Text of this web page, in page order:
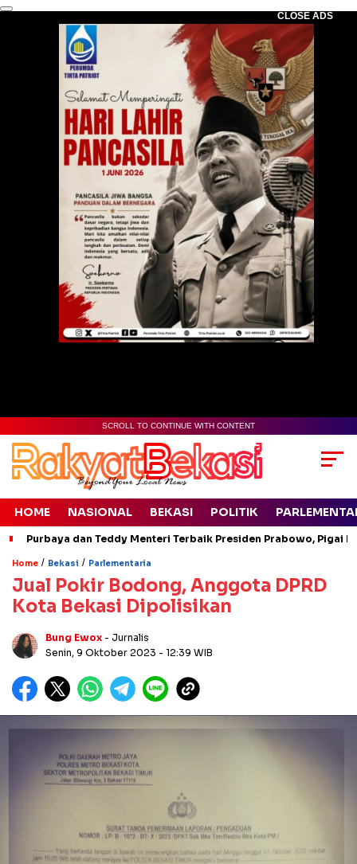
CLOSE ADS
SCROLL TO CONTINUE WITH CONTENT
HOME NASIONAL BEKASI POLITIK
Purbaya dan Teddy Menteri Terbaik Presiden Prabowo, Pigai
Home / Bekasi / Parlementaria
Jual Pokir Bodong, Anggota DPRD
Kota Bekasi Dipolisikan
Bung Ewox - Jurnalis
Senin, 9 Oktober 2023 - 12:39 WIB